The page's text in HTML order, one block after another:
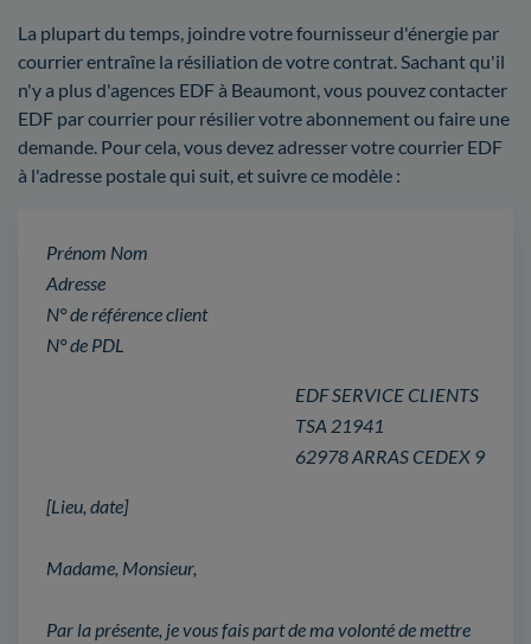
La plupart du temps, joindre votre fournisseur d'énergie par
courrier entraîne la résiliation de votre contrat. Sachant qu'il
n'y a plus d'agences EDF à Beaumont, vous pouvez contacter
EDF par courrier pour résilier votre abonnement ou faire une
demande. Pour cela, vous devez adresser votre courrier EDF
à l'adresse postale qui suit, et suivre ce modèle :
Prénom Nom
Adresse
N° de référence client
N° de PDL
EDF SERVICE CLIENTS
TSA 21941
62978 ARRAS CEDEX 9
[Lieu, date]
Madame, Monsieur,
Par la présente, je vous fais part de ma volonté de mettre